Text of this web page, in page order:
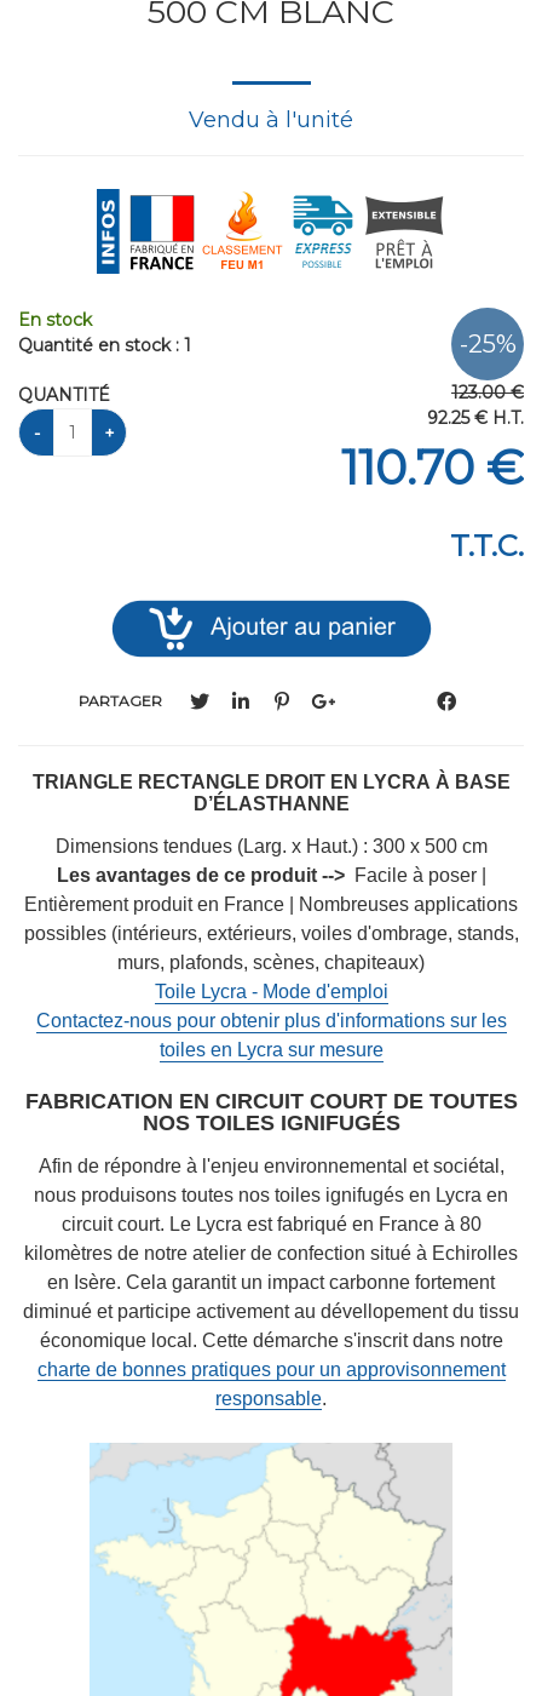
500 CM BLANC
Vendu à l'unité
123.00 €
92.25€ H.T.
110.70 €
T.T.C.
En stock
Quantité en stock : 1
QUANTITÉ
PARTAGER
TRIANGLE RECTANGLE DROIT EN LYCRA À BASE
D’ÉLASTHANNE
Dimensions tendues (Larg. x Haut.) : 300 x 500 cm
Les avantages de ce produit -->Facile à poser |
Entièrement produit en France | Nombreuses applications
possibles (intérieurs, extérieurs, voiles d'ombrage, stands,
murs, plafonds, scènes, chapiteaux)
Toile Lycra - Mode d'emploi
Contactez-nous pour obtenir plus d'informations sur les
toiles en Lycra sur mesure
FABRICATION EN CIRCUIT COURT DE TOUTES
NOS TOILES IGNIFUGÉS
Afin de répondre à l'enjeu environnemental et sociétal,
nous produisons toutes nos toiles ignifugés en Lycra en
circuit court. Le Lycra est fabriqué en France à 80
kilomètres de notre atelier de confection situé à Echirolles
en Isère. Cela garantit un impact carbonne fortement
diminué et participe activement au dévellopement du tissu
économique local. Cette démarche s'inscrit dans notre
charte de bonnes pratiques pour un approvisonnement
responsable.